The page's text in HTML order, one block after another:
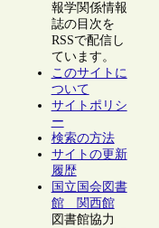
報学関係情報
誌の目次を
RSSで配信し
ています。
このサイトに
ついて
サイトポリシ
ー
検索の方法
サイトの更新
履歴
国立国会図書
館 関西館
図書館協力